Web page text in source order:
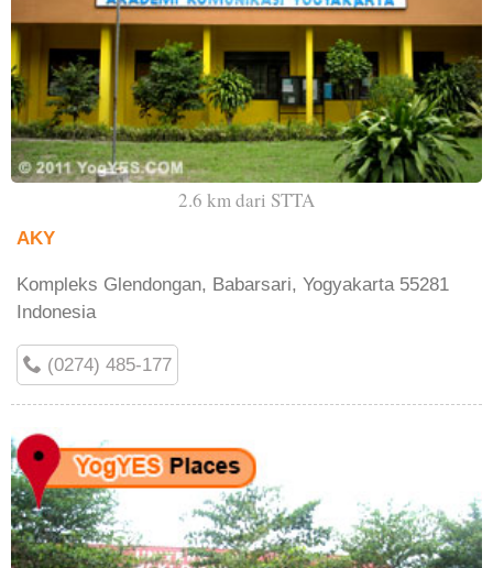
2.6 km dari STTA
AKY
Kompleks Glendongan, Babarsari, Yogyakarta 55281
Indonesia
(0274) 485-177